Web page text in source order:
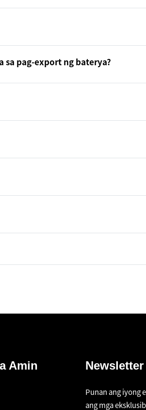
sa pag-export ng baterya?
Amin Newsletter
Punan ang iyong
ang mga